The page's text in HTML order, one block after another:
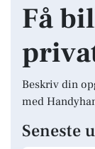
Få
Beskriv din
med
Seneste